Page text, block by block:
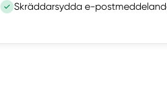
Skräddarsydda e-